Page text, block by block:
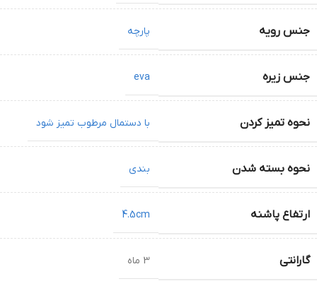
جنس رویه پارچه
جنس زیره eva
نحوه تمیز کردن با دستمال مرطوب تمیز شود
نحوه بسته شدن بندی
ارتفاع پاشنه 4.5cm
گارانتی 3 ماه